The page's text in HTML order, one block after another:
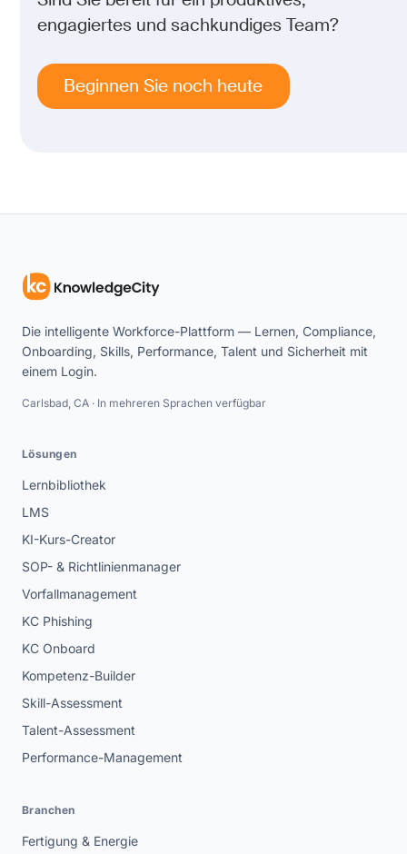
engagiertes und sachkundiges Team?
Beginnen Sie noch heute
Die intelligente Workforce-Plattform — Lernen, Compliance,
Onboarding, Skills, Performance, Talent und Sicherheit mit
einem Login.
Carlsbad, CA · In mehreren Sprachen verfügbar
Lösungen
Lernbibliothek
LMS
KI-Kurs-Creator
SOP- & Richtlinienmanager
Vorfallmanagement
KC Phishing
KC Onboard
Kompetenz-Builder
Skill-Assessment
Talent-Assessment
Performance-Management
Branchen
Fertigung & Energie